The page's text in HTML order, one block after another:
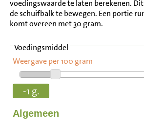
voedingswaarde te laten berekenen.
de schuifbalk te bewegen. Een portie
komt overeen met 30 gram.
Voedingsmiddel
Weergave per 100 gram
-1 g.
Algemeen